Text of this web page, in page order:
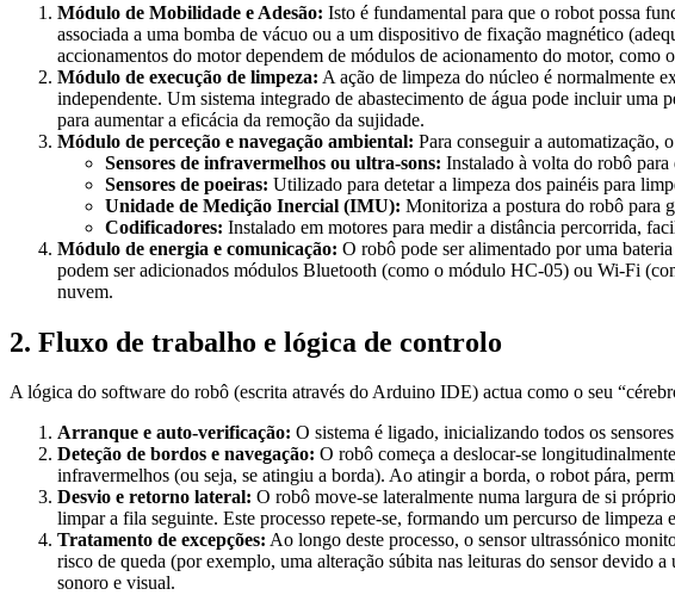
Módulo de Mobilidade e Adesão: Isto é fundamental para que o robot possa
associada a uma bomba de vácuo ou a um dispositivo de fixação magnético
accionamentos do motor dependem de módulos de acionamento do motor,
Módulo de execução de limpeza: A ação de limpeza do núcleo é normalmente
independente. Um sistema integrado de abastecimento de água pode incluir
para aumentar a eficácia da remoção da sujidade.
Módulo de perceção e navegação ambiental: Para conseguir a automatização,
Sensores de infravermelhos ou ultra-sons: Instalado à volta do robô para
Sensores de poeiras: Utilizado para detetar a limpeza dos painéis para
Unidade de Medição Inercial (IMU): Monitoriza a postura do robô para
Codificadores: Instalado em motores para medir a distância percorrida,
Módulo de energia e comunicação: O robô pode ser alimentado por uma
podem ser adicionados módulos Bluetooth (como o módulo HC-05) ou Wi-Fi
nuvem.
2. Fluxo de trabalho e lógica de controlo
A lógica do software do robô (escrita através do Arduino IDE) actua como o seu
Arranque e auto-verificação: O sistema é ligado, inicializando todos os
Deteção de bordos e navegação: O robô começa a deslocar-se
infravermelhos (ou seja, se atingiu a borda). Ao atingir a borda, o robot pára,
Desvio e retorno lateral: O robô move-se lateralmente numa largura de si
limpar a fila seguinte. Este processo repete-se, formando um percurso de limpeza
Tratamento de excepções: Ao longo deste processo, o sensor ultrassónico
risco de queda (por exemplo, uma alteração súbita nas leituras do sensor devido
sonoro e visual.